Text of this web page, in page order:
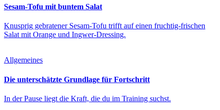
Sesam-Tofu mit buntem Salat
Knusprig gebratener Sesam-Tofu trifft auf einen fruchtig-frischen
Salat mit Orange und Ingwer-Dressing.
Allgemeines
Die unterschätzte Grundlage für Fortschritt
In der Pause liegt die Kraft, die du im Training suchst.